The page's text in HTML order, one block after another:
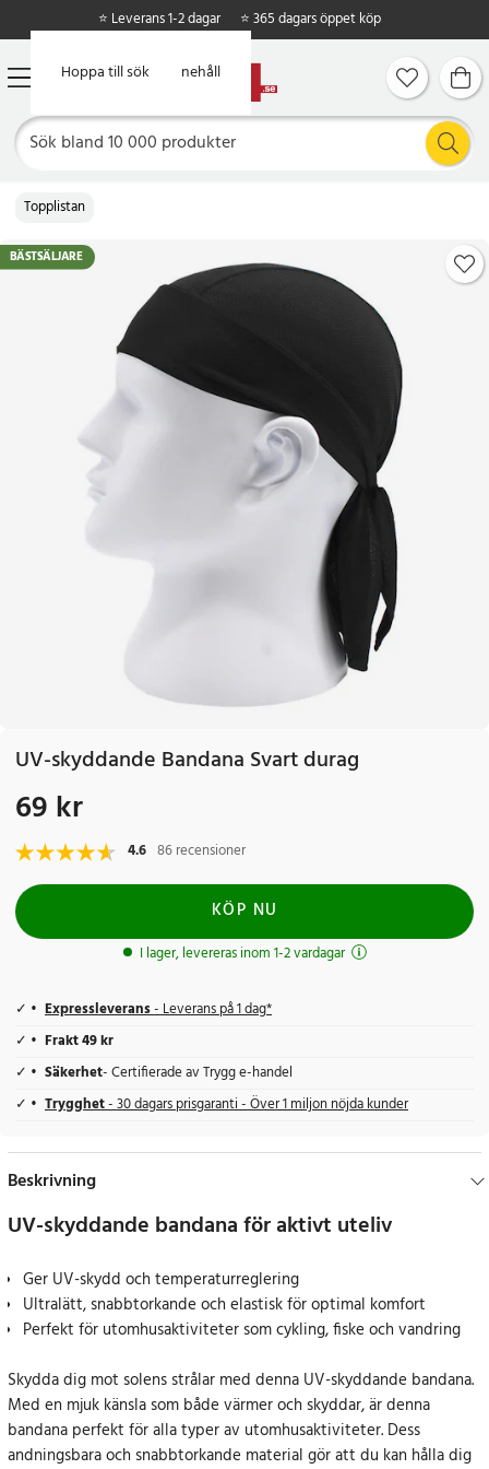
Hoppa till huvudinnehåll
Hoppa till sök
⭐ Leverans 1-2 dagar ⭐ 365 dagars öppet köp
Topplistan
BÄSTSÄLJARE
UV-skyddande Bandana Svart durag
Pris: 69 kr
69 kr
4.6 86 recensioner
KÖP NU
I lager, levereras inom 1-2 vardagar
Expressleverans- Leverans på 1 dag*
Frakt 49 kr
Säkerhet- Certifierade av Trygg e-handel
Trygghet- 30 dagars prisgaranti - Över 1 miljon nöjda kunder
Beskrivning
UV-skyddande bandana för aktivt uteliv
Ger UV-skydd och temperaturreglering
Ultralätt, snabbtorkande och elastisk för optimal komfort
Perfekt för utomhusaktiviteter som cykling, fiske och vandring
Skydda dig mot solens strålar med denna UV-skyddande bandana.
Med en mjuk känsla som både värmer och skyddar, är denna
bandana perfekt för alla typer av utomhusaktiviteter. Dess
andningsbara och snabbtorkande material gör att du kan hålla dig